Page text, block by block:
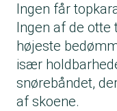
Ingen får
Ingen af de otte
højeste
især
snørebåndet,
af skoene.